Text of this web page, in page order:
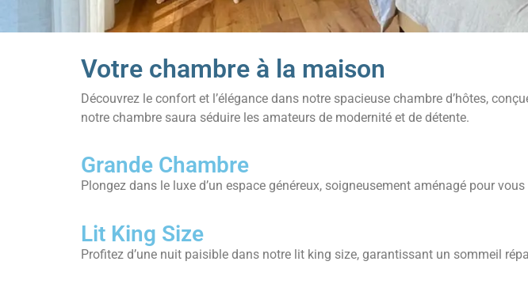
Votre chambre à la maison
Découvrez le confort et l’élégance dans notre spacieuse chambre d’hôtes,
notre chambre saura séduire les amateurs de modernité et de détente.
Grande Chambre
Plongez dans le luxe d’un espace généreux, soigneusement aménagé pour
Lit King Size
Profitez d’une nuit paisible dans notre lit king size, garantissant un sommeil